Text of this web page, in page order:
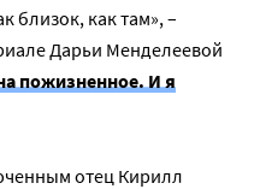
близок, как там», –
Дарьи Менделеевой
пожизненное. И я
отец Кирилл